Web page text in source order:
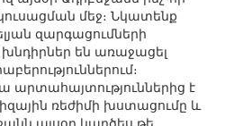
մեջ։ Նկատենք
զարգացումների
են առաջացել
է
ռեժիմի խստացումը և